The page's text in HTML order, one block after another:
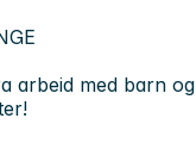
arbeid med barn og